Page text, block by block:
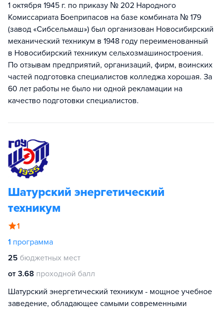
1 октября 1945 г. по приказу № 202 Народного
Комиссариата Боеприпасов на базе комбината № 179
(завод «Сибсельмаш») был организован Новосибирский
механический техникум в 1948 году переименованный
в Новосибирский техникум сельхозмашиностроения.
По отзывам предприятий, организаций, фирм, воинских
частей подготовка специалистов колледжа хорошая. За
60 лет работы не было ни одной рекламации на
качество подготовки специалистов.
Шатурский энергетический
техникум
1
1 программа
25 бюджетных мест
от 3.68 проходной балл
Шатурский энергетический техникум - мощное учебное
заведение, обладающее самыми современными